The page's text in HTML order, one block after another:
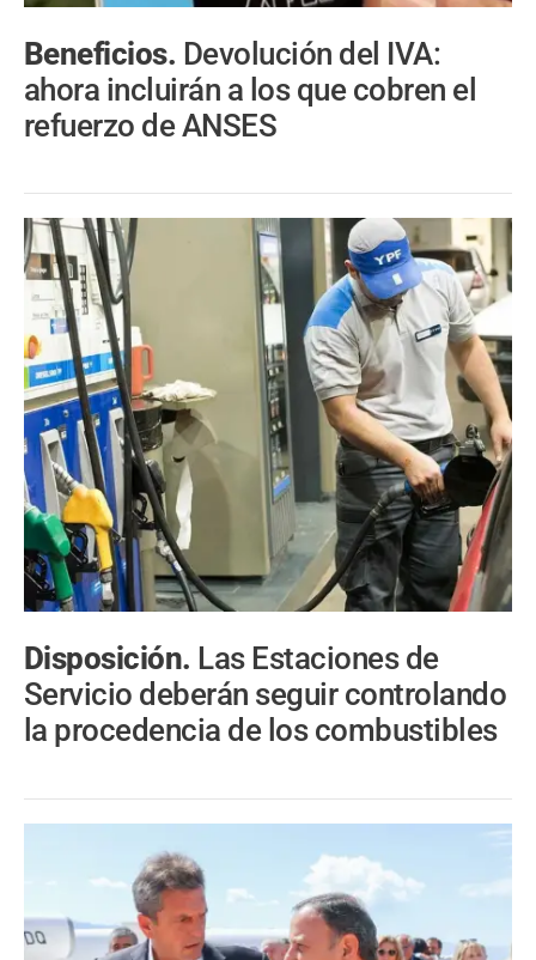
Beneficios. Devolución del IVA:
ahora incluirán a los que cobren el
refuerzo de ANSES
Disposición. Las Estaciones de
Servicio deberán seguir controlando
la procedencia de los combustibles